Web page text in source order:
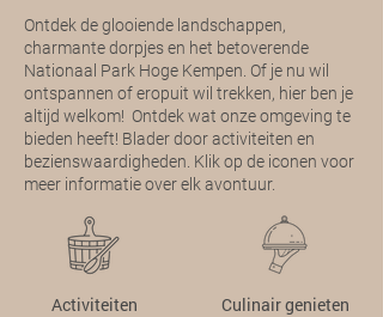
Ontdek de glooiende landschappen,
charmante dorpjes en het betoverende
Nationaal Park Hoge Kempen. Of je nu wil
ontspannen of eropuit wil trekken, hier ben je
altijd welkom! Ontdek wat onze omgeving te
bieden heeft! Blader door activiteiten en
bezienswaardigheden. Klik op de iconen voor
meer informatie over elk avontuur.
Activiteiten Culinair genieten